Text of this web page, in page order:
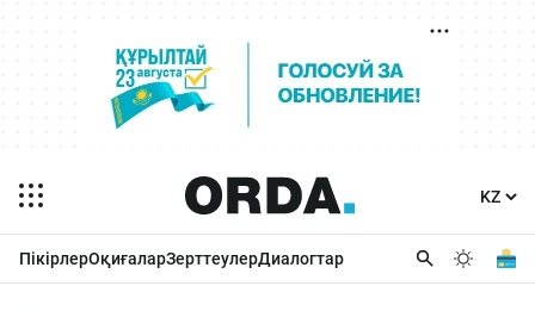
ПікірлерОқиғаларЗерттеулерДиалогтар